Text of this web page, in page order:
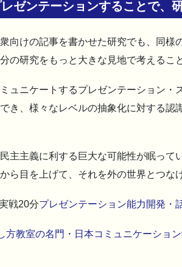
ゼンテーションすることで、
向けの記事を書かせた研究でも、同様
の研究をもっと大きな見地で考えるこ
ュニケートするプレゼンテーション・
き、様々なレベルの抽象化に対する認
主主義に利する巨大な可能性が眠って
ら目を上げて、それを外の世界とつな
戦20分プレゼンテーション能力開発・
方教室の名門・日本コミュニケーショ